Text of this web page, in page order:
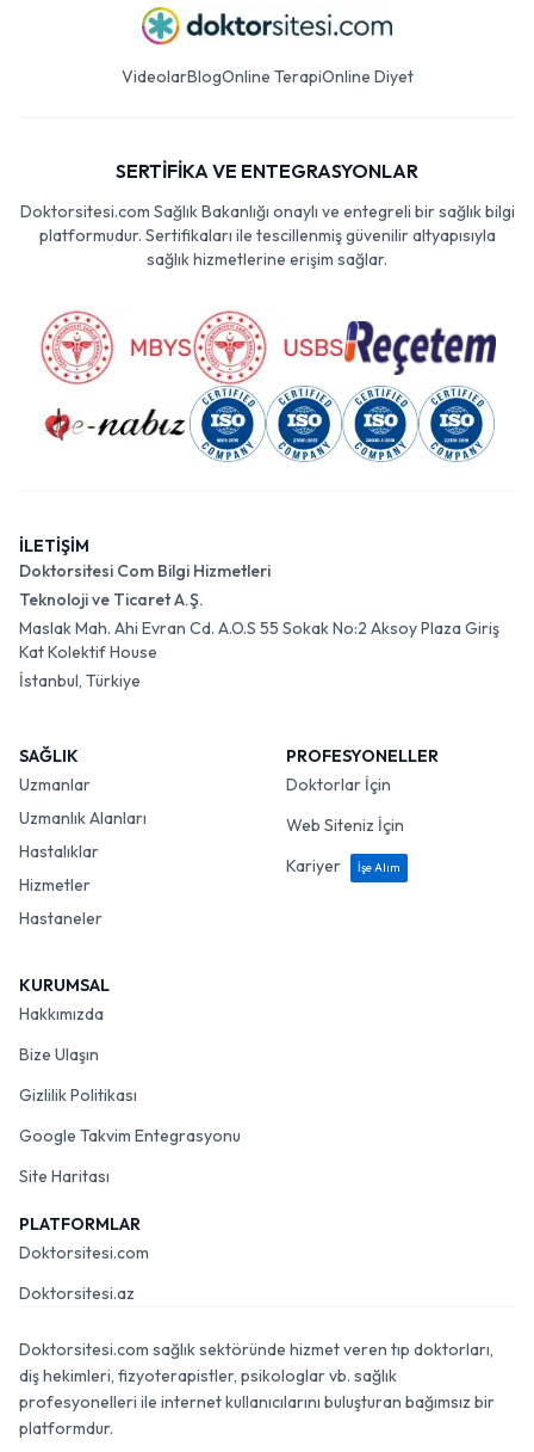
VideolarBlogOnline TerapiOnline Diyet
SERTİFİKA VE ENTEGRASYONLAR
Doktorsitesi.com Sağlık Bakanlığı onaylı ve entegreli bir sağlık bilgi
platformudur. Sertifikaları ile tescillenmiş güvenilir altyapısıyla
sağlık hizmetlerine erişim sağlar.
İLETİŞİM
Doktorsitesi Com Bilgi Hizmetleri
Teknoloji ve Ticaret A.Ş.
Maslak Mah. Ahi Evran Cd. A.O.S 55 Sokak No:2 Aksoy Plaza Giriş
Kat Kolektif House
İstanbul, Türkiye
SAĞLIK
Uzmanlar
Uzmanlık Alanları
Hastalıklar
Hizmetler
Hastaneler
PROFESYONELLER
Doktorlar İçin
Web Siteniz İçin
Kariyer
İşe Alım
KURUMSAL
Hakkımızda
Bize Ulaşın
Gizlilik Politikası
Google Takvim Entegrasyonu
Site Haritası
PLATFORMLAR
Doktorsitesi.com
Doktorsitesi.az
Doktorsitesi.com sağlık sektöründe hizmet veren tıp doktorları,
diş hekimleri, fizyoterapistler, psikologlar vb. sağlık
profesyonelleri ile internet kullanıcılarını buluşturan bağımsız bir
platformdur.